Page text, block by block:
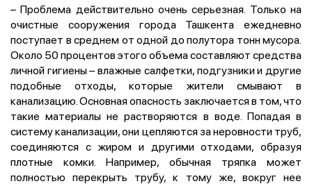
– Проблема действительно очень серьезная. Только на
очистные сооружения города Ташкента ежедневно
поступает в среднем от одной до полутора тонн мусора.
Около 50 процентов этого объема составляют средства
личной гигиены – влажные салфетки, подгузники и другие
подобные отходы, которые жители смывают в
канализацию. Основная опасность заключается в том, что
такие материалы не растворяются в воде. Попадая в
систему канализации, они цепляются за неровности труб,
соединяются с жиром и другими отходами, образуя
плотные комки. Например, обычная тряпка может
полностью перекрыть трубу, к тому же, вокруг нее